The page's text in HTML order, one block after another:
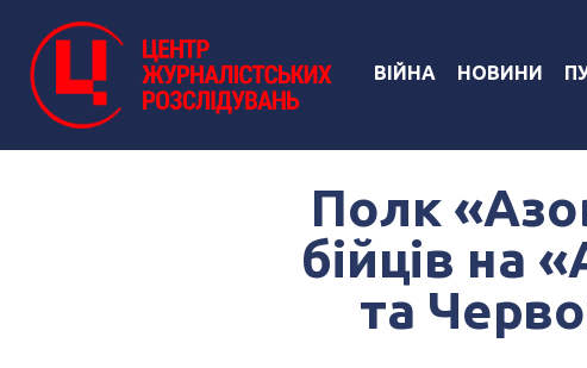
ВІЙНА НОВИНИ
Полк
бійців на
та